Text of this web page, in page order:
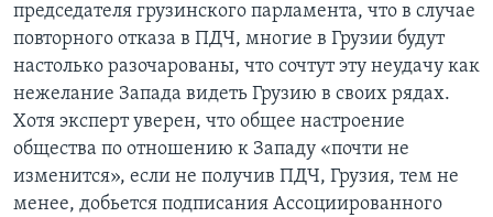
председателя грузинского парламента, что в случае
повторного отказа в ПДЧ, многие в Грузии будут
настолько разочарованы, что сочтут эту неудачу как
нежелание Запада видеть Грузию в своих рядах.
Хотя эксперт уверен, что общее настроение
общества по отношению к Западу «почти не
изменится», если не получив ПДЧ, Грузия, тем не
менее, добьется подписания Ассоциированного